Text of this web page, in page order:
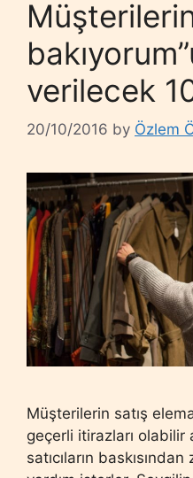
verilecek
20/10/2016 by Özlem
Müşterilerin satış
geçerli itirazları
satıcıların